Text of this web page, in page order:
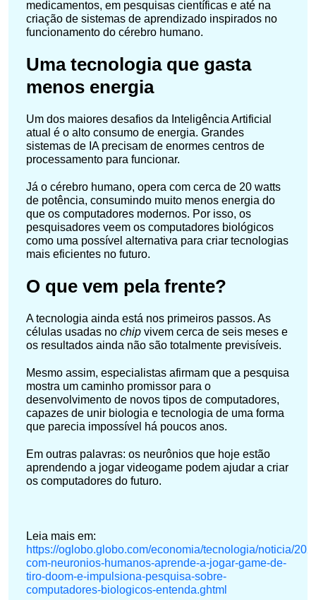
medicamentos, em pesquisas científicas e até na
criação de sistemas de aprendizado inspirados no
funcionamento do cérebro humano.
Uma tecnologia que gasta
menos energia
Um dos maiores desafios da Inteligência Artificial
atual é o alto consumo de energia. Grandes
sistemas de IA precisam de enormes centros de
processamento para funcionar.
Já o cérebro humano, opera com cerca de 20 watts
de potência, consumindo muito menos energia do
que os computadores modernos. Por isso, os
pesquisadores veem os computadores biológicos
como uma possível alternativa para criar tecnologias
mais eficientes no futuro.
O que vem pela frente?
A tecnologia ainda está nos primeiros passos. As
células usadas no chip vivem cerca de seis meses e
os resultados ainda não são totalmente previsíveis.
Mesmo assim, especialistas afirmam que a pesquisa
mostra um caminho promissor para o
desenvolvimento de novos tipos de computadores,
capazes de unir biologia e tecnologia de uma forma
que parecia impossível há poucos anos.
Em outras palavras: os neurônios que hoje estão
aprendendo a jogar videogame podem ajudar a criar
os computadores do futuro.
Leia mais em:
https://oglobo.globo.com/economia/tecnologia/noticia/
com-neuronios-humanos-aprende-a-jogar-game-de-
tiro-doom-e-impulsiona-pesquisa-sobre-
computadores-biologicos-entenda.ghtml